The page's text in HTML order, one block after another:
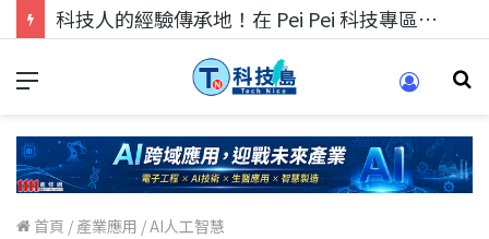
科技人的經驗傳承地！在 Pei Pei 科技專區，與學弟妹交流最硬核的技術
首頁 / 產業應用 /AI人工智慧